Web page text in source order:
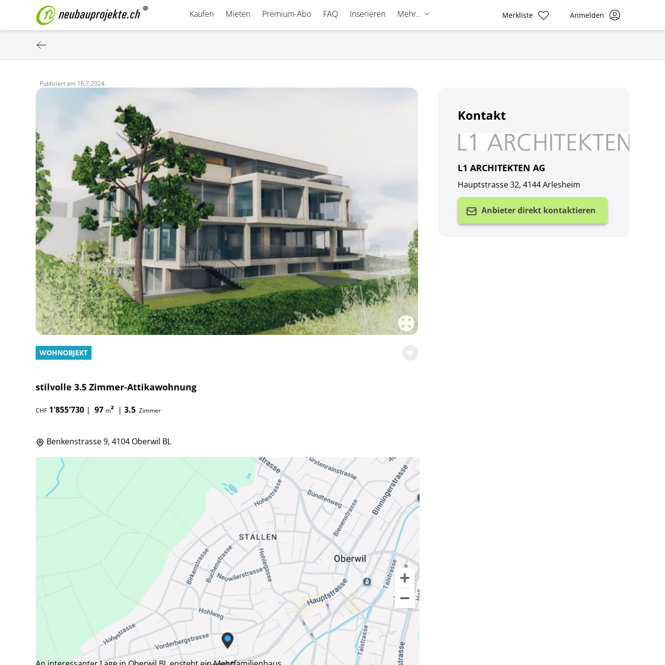
Kaufen Mieten Premium-Abo FAQ Inserieren Mehr.. Merkliste Anmelden
Publiziert am 16.7.2024.
WOHNOBJEKT
stilvolle 3.5 Zimmer-Attikawohnung
CHF 1'855'730 | 97 m² | 3.5 Zimmer
Kontakt
L1 ARCHITEKTEN AG
Hauptstrasse 32, 4144 Arlesheim
Anbieter direkt kontaktieren
Benkenstrasse 9, 4104 Oberwil BL